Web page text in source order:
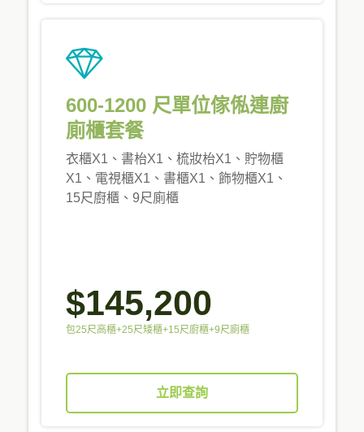
600-1200 尺單位傢俬連廚
廁櫃套餐
衣櫃X1、書枱X1、梳妝枱X1、貯物櫃
X1、電視櫃X1、書櫃X1、飾物櫃X1、
15尺廚櫃、9尺廁櫃
$145,200
包25尺高櫃+25尺矮櫃+15尺廚櫃+9尺廁櫃
立即查詢